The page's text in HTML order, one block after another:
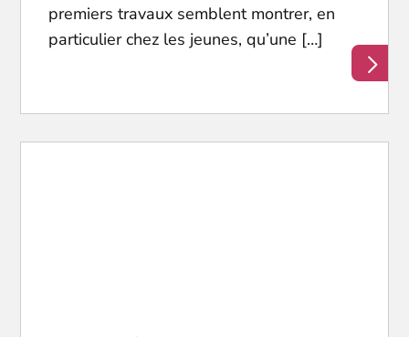
premiers travaux semblent montrer, en
particulier chez les jeunes, qu’une […]